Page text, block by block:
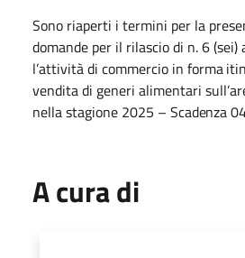
Sono riaperti i termini per la
domande per il rilascio di n. 6
l’attivitàdi commercio in forma
vendita di generi alimentari
nella stagione 2025 – Scadenza
A cura di